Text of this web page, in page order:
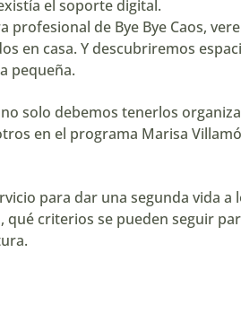
el soporte digital.
profesional de Bye Bye Caos,
en casa. Y descubriremos
pequeña.
solo debemos tenerlos
en el programa Marisa
para dar una segunda vida
qué criterios se pueden seguir